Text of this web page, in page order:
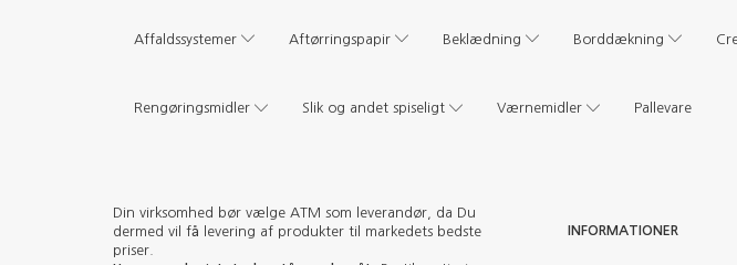
Affaldssystemer Aftørringspapir Beklædning Borddækning
Rengøringsmidler Slik og andet spiseligt Værnemidler Pallevare
Din virksomhed bør vælge ATM som leverandør, da Du
dermed vil få levering af produkter til markedets bedste
priser.
INFORMATIONER